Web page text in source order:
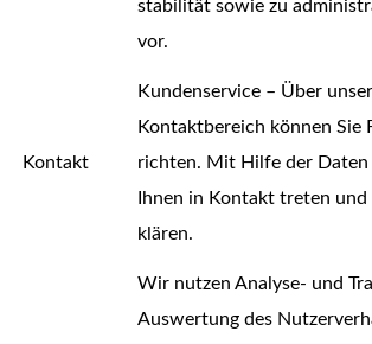
stabilität sowie zu
vor.
Kontakt
Kundenservice – Über
Kontaktbereich können Sie
richten. Mit Hilfe der
Ihnen in Kontakt treten und
klären.
Wir nutzen Analyse- und
Auswertung des